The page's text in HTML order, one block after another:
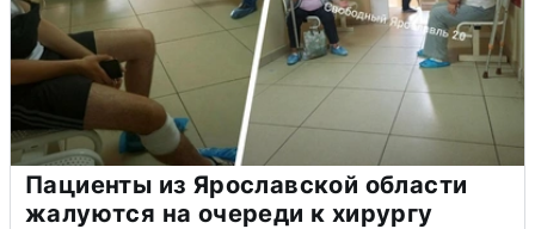
Пациенты из Ярославской области
жалуются на очереди к хирургу